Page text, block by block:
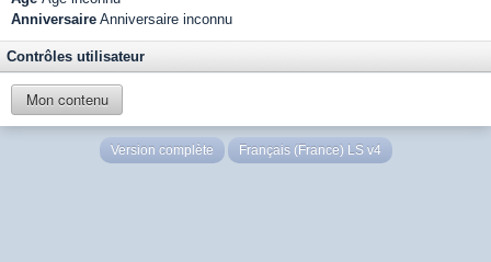
Anniversaire Anniversaire inconnu
Contrôles utilisateur
Mon contenu
Version complète Français (France) LS v4